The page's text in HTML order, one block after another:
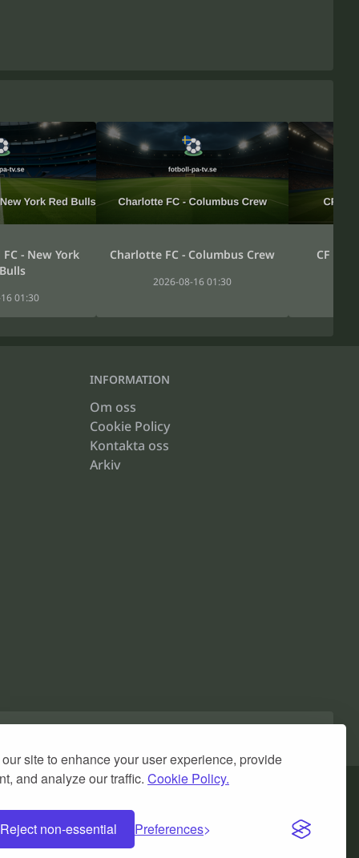
site to enhance your user experience, provide
and analyze our traffic. Cookie Policy.
Reject non-essential Preferences
- New York
01:30
Charlotte FC - Columbus Crew
2026-08-16 01:30
CF
INFORMATION
Om oss
Cookie Policy
Kontakta oss
Arkiv